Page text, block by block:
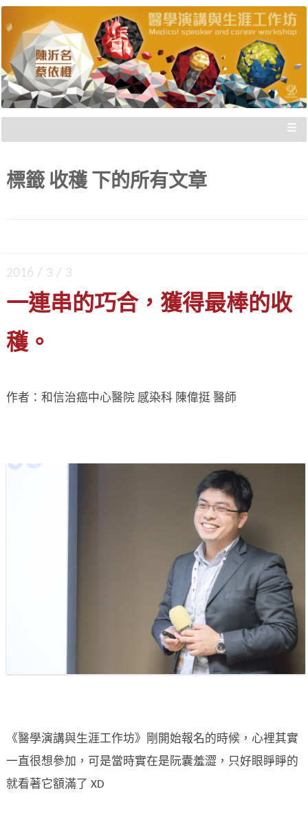
醫學演講與生涯工作坊 |
新思惟國際
陳沂名醫師與蔡依橙醫師，把國際參與經驗歸
納，與您分享，給您走向國際的實際建議，刻畫
出「不枉此生」的專業經歷！
≡
標籤 收穫下的所有文章
2016 / 3 / 3
一連串的巧合，獲得最棒的收
穫。
作者：和信治癌中心醫院 感染科 陳偉挺 醫師
《醫學演講與生涯工作坊》剛開始報名的時候，心裡其實
一直很想參加，可是當時實在是阮囊羞澀，只好眼睜睜的
就看著它額滿了 XD